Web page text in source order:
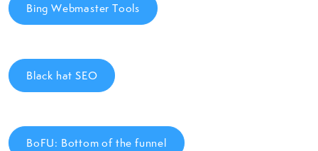
Bing Webmaster Tools
Black hat SEO
BoFU: Bottom of the funnel